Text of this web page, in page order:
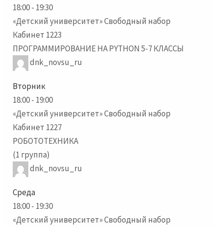
18:00- 19:30
«Детский университет» Свободный набор
Кабинет 1223
ПРОГРАММИРОВАНИЕ НА PYTHON 5-7 КЛАССЫ
dnk_novsu_ru
Вторник
18:00- 19:00
«Детский университет» Свободный набор
Кабинет 1227
РОБОТОТЕХНИКА
(1 группа)
dnk_novsu_ru
Среда
18:00- 19:30
«Детский университет» Свободный набор